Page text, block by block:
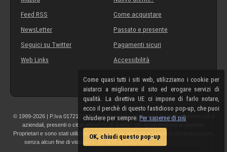
Come quasi tutti i siti web, utilizziamo i cookie per
aiutarci a migliorare il sito ed erogare servizi di
qualità. La direttiva UE ci impone di farlo notare,
ecco il perchè di questo fastidioso pop-up, che puoi
chiudere per sempre.Per saperne di più
OK, chiudi questo pop-up
Feed RSS
NewsLetter
Seguici su Twitter
Web Links
Come acquistare
Passato e presente
Pagamenti sicuri
Accessibilità
© 1999-2026 | P.Iva 01721210308 | Tutti i componenti, marchi, nomi commerciali o
aziendali, presenti o citati all'interno di questo sito appartengono ai rispettivi
Proprietari e sono stati utilizzati a scopo esplicativo ed a beneficio del possessore,
senza alcun fine di violazione dei diritti di Copyright.
Maggiori informazioni